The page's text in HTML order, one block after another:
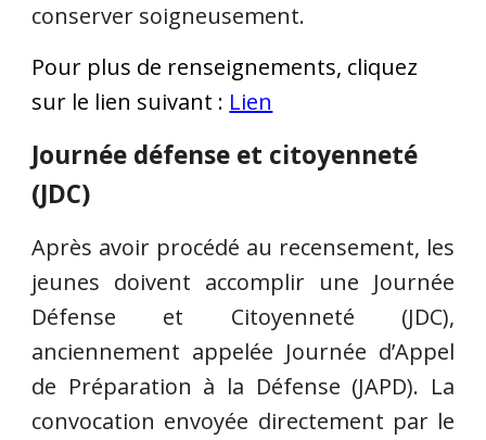
conserver soigneusement.
Pour plus de renseignements, cliquez
sur le lien suivant : Lien
Journée défense et citoyenneté
(JDC)
Après avoir procédé au recensement, les
jeunes doivent accomplir une Journée
Défense et Citoyenneté (JDC),
anciennement appelée Journée d’Appel
de Préparation à la Défense (JAPD). La
convocation envoyée directement par le